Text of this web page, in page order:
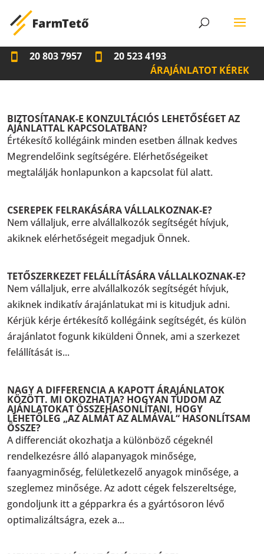
20 803 7957
20 523 4193
ÁRAJÁNLATOT KÉREK
BIZTOSÍTANAK-E KONZULTÁCIÓS LEHETŐSÉGET AZ
AJÁNLATTAL KAPCSOLATBAN?
Értékesítő kollégáink minden esetben állnak kedves
Megrendelőink segítségére. Elérhetőségeiket
megtalálják honlapunkon a kapcsolat fül alatt.
CSEREPEK FELRAKÁSÁRA VÁLLALKOZNAK-E?
Nem vállaljuk, erre alvállalkozók segítségét hívjuk,
akiknek elérhetőségeit megadjuk Önnek.
TETŐSZERKEZET FELÁLLÍTÁSÁRA VÁLLALKOZNAK-E?
Nem vállaljuk, erre alvállalkozók segítségét hívjuk,
akiknek indikatív árajánlatukat mi is kitudjuk adni.
Kérjük kérje értékesítő kollégáink segítségét, és külön
árajánlatot fogunk kiküldeni Önnek, ami a szerkezet
felállítását is...
NAGY A DIFFERENCIA A KAPOTT ÁRAJÁNLATOK
KÖZÖTT. MI OKOZHATJA? HOGYAN TUDOM AZ
AJÁNLATOKAT ÖSSZEHASONLÍTANI, HOGY
LEHETŐLEG „AZ ALMÁT AZ ALMÁVAL“ HASONLÍTSAM
ÖSSZE?
A differenciát okozhatja a különböző cégeknél
rendelkezésre álló alapanyagok minősége,
faanyagminőség, felületkezelő anyagok minősége, a
szeglemez minősége. Az adott cégek felszereltsége,
gondoljunk itt a gépparkra és a gyártósoron lévő
optimalizáltságra, ezek a...